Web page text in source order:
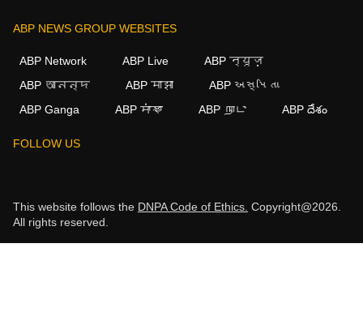
ABP NEWS GROUP WEBSITES
ABP Network ABP Live
ABP न्यूज़
ABP আনন্দ
ABP माझा
ABP અસ્મિતા
ABP Ganga
ABP ਸਾਂਝਾ ABP நாடு ABP దేశం
FOLLOW US
This website follows the DNPA Code of Ethics. Copyright@2026.
All rights reserved.